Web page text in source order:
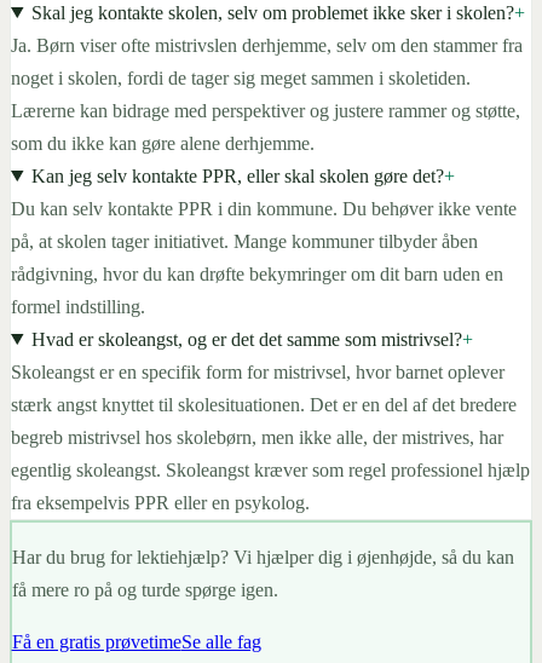
Skal jeg kontakte skolen, selv om problemet ikke sker i skolen?+
Ja. Børn viser ofte mistrivslen derhjemme, selv om den stammer fra
noget i skolen, fordi de tager sig meget sammen i skoletiden.
Lærerne kan bidrage med perspektiver og justere rammer og støtte,
som du ikke kan gøre alene derhjemme.
Kan jeg selv kontakte PPR, eller skal skolen gøre det?+
Du kan selv kontakte PPR i din kommune. Du behøver ikke vente
på, at skolen tager initiativet. Mange kommuner tilbyder åben
rådgivning, hvor du kan drøfte bekymringer om dit barn uden en
formel indstilling.
Hvad er skoleangst, og er det det samme som mistrivsel?+
Skoleangst er en specifik form for mistrivsel, hvor barnet oplever
stærk angst knyttet til skolesituationen. Det er en del af det bredere
begreb mistrivsel hos skolebørn, men ikke alle, der mistrives, har
egentlig skoleangst. Skoleangst kræver som regel professionel hjælp
fra eksempelvis PPR eller en psykolog.
Har du brug for lektiehjælp? Vi hjælper dig i øjenhøjde, så du kan
få mere ro på og turde spørge igen.
Få en gratis prøvetimeSe alle fag